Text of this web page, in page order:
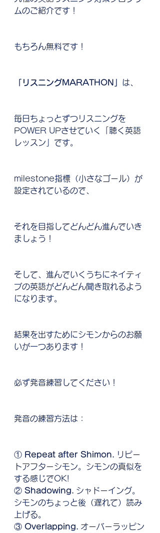
ムのご紹介です！
もちろん無料です！
「リスニングMARATHON」 は、
毎日ちょっとずつリスニングを
POWER UPさせていく「聴く英語
レッスン」です。
milestone指標（小さなゴール）が
設定されているので、
それを目指してどんどん進んでいき
ましょう！
そして、進んでいくうちにネイティ
ブの英語がどんどん聞き取れるよう
になります。
結果を出すためにシモンからのお願
いが一つあります！
必ず発音練習してください！
発音の練習方法は：
① Repeat after Shimon. リピー
トアフターシモン。シモンの真似を
する感じでOK!
② Shadowing. シャドーイング。
シモンのちょっと後（遅れて）読み
上げる。
③ Overlapping. オーバーラッピン